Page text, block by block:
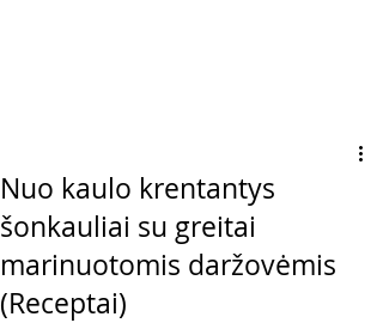
Nuo kaulo krentantys
šonkauliai su greitai
marinuotomis daržovėmis
(Receptai)